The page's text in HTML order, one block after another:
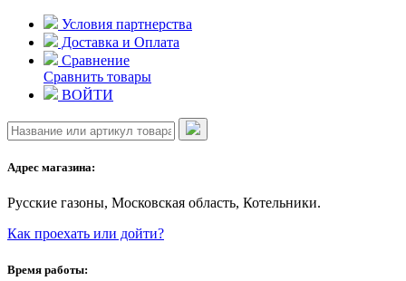
Skip
content
Условия партнерства
Доставка и Оплата
Сравнение
Сравнить товары
ВОЙТИ
Адрес магазина:
Русские газоны, Московская область, Котельники.
Как проехать или дойти?
Время работы: